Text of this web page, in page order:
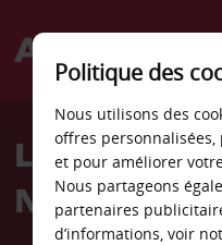
Welcome
AvisLocation
NH
Politique des
Nous utilisons des
offres
et pour améliorer
Nous partageons
partenaires
d’informations, voir